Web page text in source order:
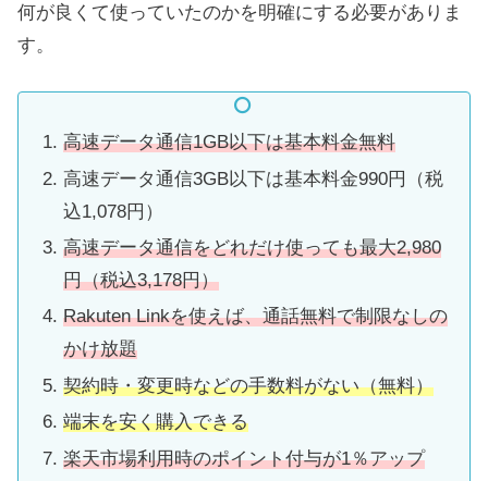
何が良くて使っていたのかを明確にする必要がありま
す。
高速データ通信1GB以下は基本料金無料
高速データ通信3GB以下は基本料金990円（税
込1,078円）
高速データ通信をどれだけ使っても最大2,980
円（税込3,178円）
Rakuten Linkを使えば、通話無料で制限なしの
かけ放題
契約時・変更時などの手数料がない（無料）
端末を安く購入できる
楽天市場利用時のポイント付与が1％アップ